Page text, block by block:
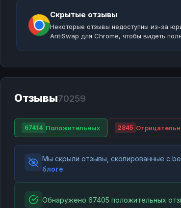
Скрытые отзывы
Некоторые отзывы недоступны из-за
AntiSwap для Chrome, чтобы видеть
Отзывы70259
67414 Положительных 2845
Мы скрыли отзывы, скопированные с
блоге.
Обнаружено 67405 положительных